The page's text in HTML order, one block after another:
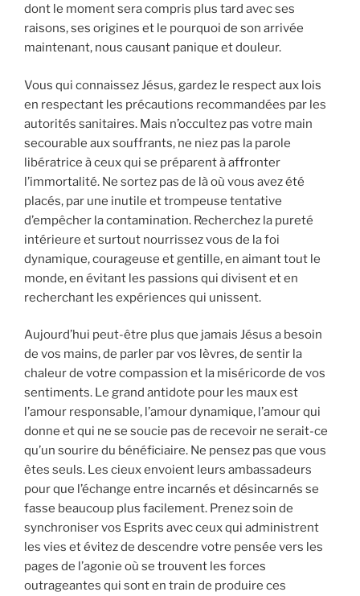
dont le moment sera compris plus tard avec ses
raisons, ses origines et le pourquoi de son arrivée
maintenant, nous causant panique et douleur.
Vous qui connaissez Jésus, gardez le respect aux lois
en respectant les précautions recommandées par les
autorités sanitaires. Mais n’occultez pas votre main
secourable aux souffrants, ne niez pas la parole
libératrice à ceux qui se préparent à affronter
l’immortalité. Ne sortez pas de là où vous avez été
placés, par une inutile et trompeuse tentative
d’empêcher la contamination. Recherchez la pureté
intérieure et surtout nourrissez vous de la foi
dynamique, courageuse et gentille, en aimant tout le
monde, en évitant les passions qui divisent et en
recherchant les expériences qui unissent.
Aujourd’hui peut-être plus que jamais Jésus a besoin
de vos mains, de parler par vos lèvres, de sentir la
chaleur de votre compassion et la miséricorde de vos
sentiments. Le grand antidote pour les maux est
l’amour responsable, l’amour dynamique, l’amour qui
donne et qui ne se soucie pas de recevoir ne serait-ce
qu’un sourire du bénéficiaire. Ne pensez pas que vous
êtes seuls. Les cieux envoient leurs ambassadeurs
pour que l’échange entre incarnés et désincarnés se
fasse beaucoup plus facilement. Prenez soin de
synchroniser vos Esprits avec ceux qui administrent
les vies et évitez de descendre votre pensée vers les
pages de l’agonie où se trouvent les forces
outrageantes qui sont en train de produire ces